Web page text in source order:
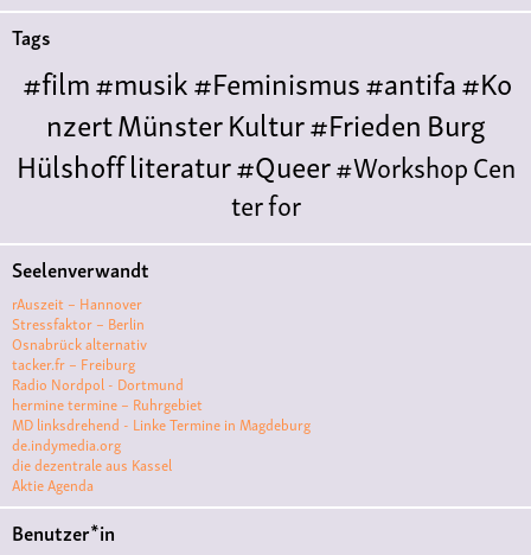
Tags
#film#musik#Feminismus#antifa#Ko
nzertMünsterKultur#FriedenBurg
Hülshoffliteratur#Queer#WorkshopCen
ter for
LiteraturePolyamoriePolytreff#liveKonzert
Polyamorietreff
Monogamie
ismuskunst
VKqueer #Demo#Theater
ve#film #kino #filmwerkstatt
#filmclub#Münster#BLACKBOXpunk#kino
#menschenrechte
Seelenverwandt
rAuszeit – Hannover
Stressfaktor – Berlin
Osnabrück alternativ
tacker.fr – Freiburg
Radio Nordpol - Dortmund
hermine termine – Ruhrgebiet
MD linksdrehend - Linke Termine in Magdeburg
de.indymedia.org
die dezentrale aus Kassel
Aktie Agenda
Benutzer*in